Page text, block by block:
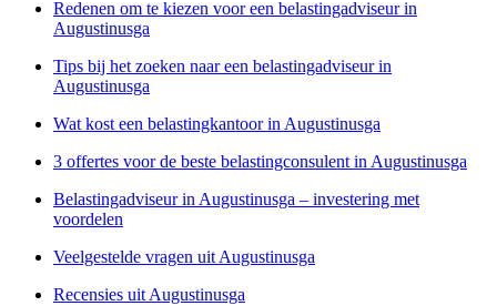
Redenen om te kiezen voor een belastingadviseur in
Augustinusga
Tips bij het zoeken naar een belastingadviseur in
Augustinusga
Wat kost een belastingkantoor in Augustinusga
3 offertes voor de beste belastingconsulent in Augustinusga
Belastingadviseur in Augustinusga – investering met
voordelen
Veelgestelde vragen uit Augustinusga
Recensies uit Augustinusga